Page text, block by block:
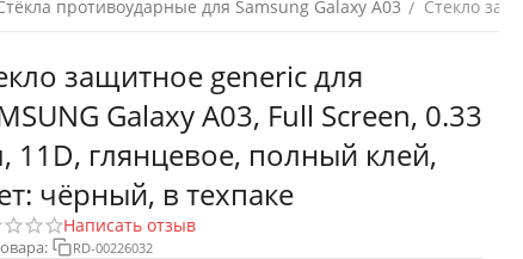
противоударные для Samsung Galaxy A03 / Стекло
защитное generic для
Galaxy A03, Full Screen, 0.33
11D, глянцевое, полный клей,
чёрный, в техпаке
Написать отзыв
RD-00226032